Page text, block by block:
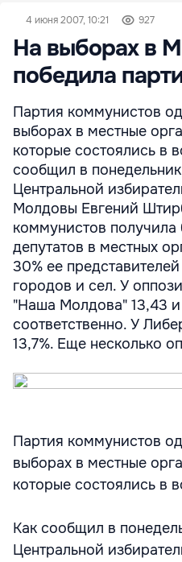
4 июня 2007, 10:21 927
На выборах в
победила
Партия коммунистов
выборах в местные
которые состоялись в
сообщил в
Центральной
Молдовы Евгений
коммунистов получила
депутатов в местных
30% ее
городов и сел. У
"Наша Молдова" 13,43 и
соответственно. У
13,7%. Еще несколько
Партия коммунистов
выборах в местные
которые состоялись в
Как сообщил в
Центральной